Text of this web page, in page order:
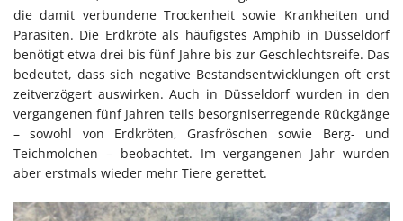
die damit verbundene Trockenheit sowie Krankheiten und
Parasiten. Die Erdkröte als häufigstes Amphib in Düsseldorf
benötigt etwa drei bis fünf Jahre bis zur Geschlechtsreife. Das
bedeutet, dass sich negative Bestandsentwicklungen oft erst
zeitverzögert auswirken. Auch in Düsseldorf wurden in den
vergangenen fünf Jahren teils besorgniserregende Rückgänge
– sowohl von Erdkröten, Grasfröschen sowie Berg- und
Teichmolchen – beobachtet. Im vergangenen Jahr wurden
aber erstmals wieder mehr Tiere gerettet.